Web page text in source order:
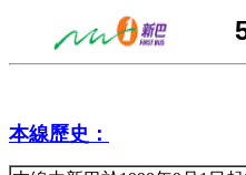
本線歷史：